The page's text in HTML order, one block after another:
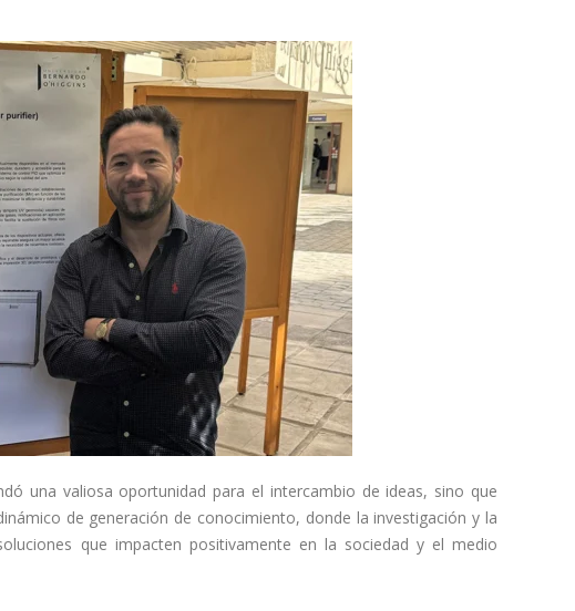
una valiosa oportunidad para el intercambio de ideas, sino que
de generación de conocimiento, donde la investigación y la
que impacten positivamente en la sociedad y el medio